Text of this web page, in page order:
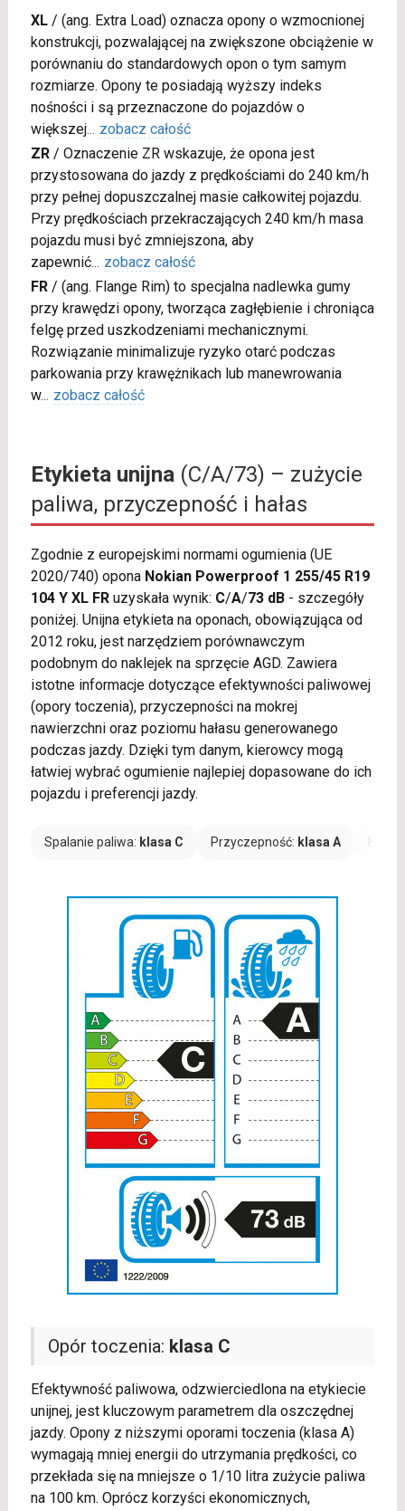
XL/ (ang. Extra Load) oznacza opony o wzmocnionej
konstrukcji, pozwalającej na zwiększone obciążenie w
porównaniu do standardowych opon o tym samym
rozmiarze. Opony te posiadają wyższy indeks
nośności i są przeznaczone do pojazdów o
większej... zobacz całość
ZR/ Oznaczenie ZR wskazuje, że opona jest
przystosowana do jazdy z prędkościami do 240 km/h
przy pełnej dopuszczalnej masie całkowitej pojazdu.
Przy prędkościach przekraczających 240 km/h masa
pojazdu musi być zmniejszona, aby
zapewnić... zobacz całość
FR/ (ang. Flange Rim) to specjalna nadlewka gumy
przy krawędzi opony, tworząca zagłębienie i chroniąca
felgę przed uszkodzeniami mechanicznymi.
Rozwiązanie minimalizuje ryzyko otarć podczas
parkowania przy krawężnikach lub manewrowania
w... zobacz całość
Etykieta unijna(C/A/73) – zużycie
paliwa, przyczepność i hałas
Zgodnie z europejskimi normami ogumienia (UE
2020/740) opona Nokian Powerproof 1 255/45 R19
104 Y XL FRuzyskała wynik: C/A/73 dB- szczegóły
poniżej. Unijna etykieta na oponach, obowiązująca od
2012 roku, jest narzędziem porównawczym
podobnym do naklejek na sprzęcie AGD. Zawiera
istotne informacje dotyczące efektywności paliwowej
(opory toczenia), przyczepności na mokrej
nawierzchni oraz poziomu hałasu generowanego
podczas jazdy. Dzięki tym danym, kierowcy mogą
łatwiej wybrać ogumienie najlepiej dopasowane do ich
pojazdu i preferencji jazdy.
Spalanie paliwa: klasa C Przyczepność: klasa A
Opór toczenia: klasa C
Efektywność paliwowa, odzwierciedlona na etykiecie
unijnej, jest kluczowym parametrem dla oszczędnej
jazdy. Opony z niższymi oporami toczenia (klasa A)
wymagają mniej energii do utrzymania prędkości, co
przekłada się na mniejsze o 1/10 litra zużycie paliwa
na 100 km. Oprócz korzyści ekonomicznych,